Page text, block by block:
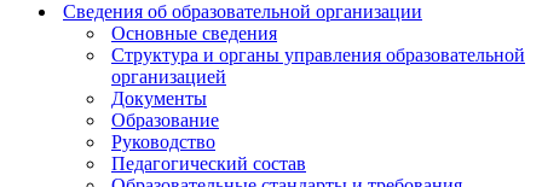
Сведения об образовательной организации
Основные сведения
Структура и органы управления образовательной
организацией
Документы
Образование
Руководство
Педагогический состав